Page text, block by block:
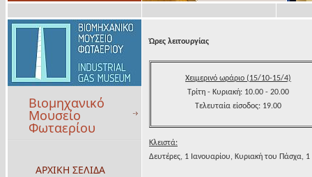
Βιομηχανικό
Μουσείο
Φωταερίου
ΑΡΧΙΚΗ ΣΕΛΙΔΑ
Ώρες λειτουργίας
Χειμερινό ωράριο (15/10-15/4)
Τρίτη - Κυριακή: 10.00 - 20.00
Τελευταία είσοδος: 19.00
Κλειστά:
Δευτέρες, 1 Ιανουαρίου, Κυριακή του Πάσχα,